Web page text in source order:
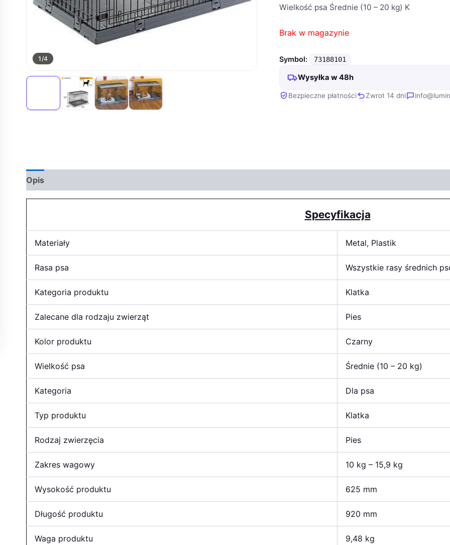
1/4
Wielkość psa Średnie (10 – 20 kg) K
Brak w magazynie
Symbol: 73188101
Wysyłka w 48h
Bezpieczne płatności Zwrot 14 dni
Opis
Specyfikacja
Materiały Metal, Plastik
Rasa psa Wszystkie rasy średnich
Kategoria produktu Klatka
Zalecane dla rodzaju zwierząt Pies
Kolor produktu Czarny
Wielkość psa Średnie (10 – 20 kg)
Kategoria Dla psa
Typ produktu Klatka
Rodzaj zwierzęcia Pies
Zakres wagowy 10 kg – 15,9 kg
Wysokość produktu 625 mm
Długość produktu 920 mm
Waga produktu 9,48 kg